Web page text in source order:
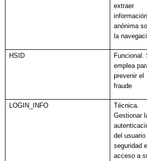
extraer
información
anónima
la
HSID
Funcional.
emplea
prevenir el
fraude
LOGIN_INFO
Técnica.
Gestionar
del
seguridad
acceso a